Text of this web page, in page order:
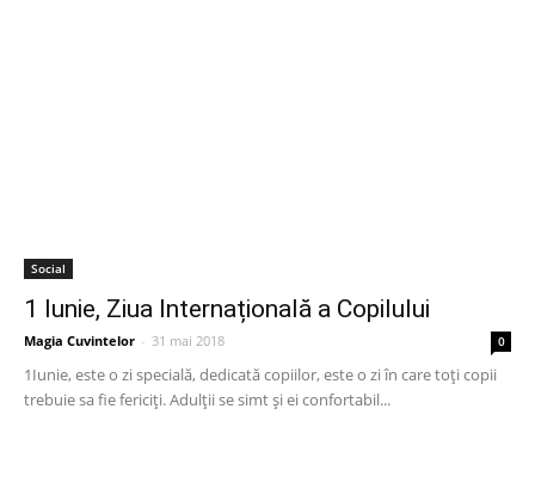
Social
1 Iunie, Ziua Internațională a Copilului
Magia Cuvintelor - 31 mai 2018 0
1Iunie, este o zi specială, dedicată copiilor, este o zi în care toți copii
trebuie sa fie fericiți. Adulții se simt și ei confortabil...